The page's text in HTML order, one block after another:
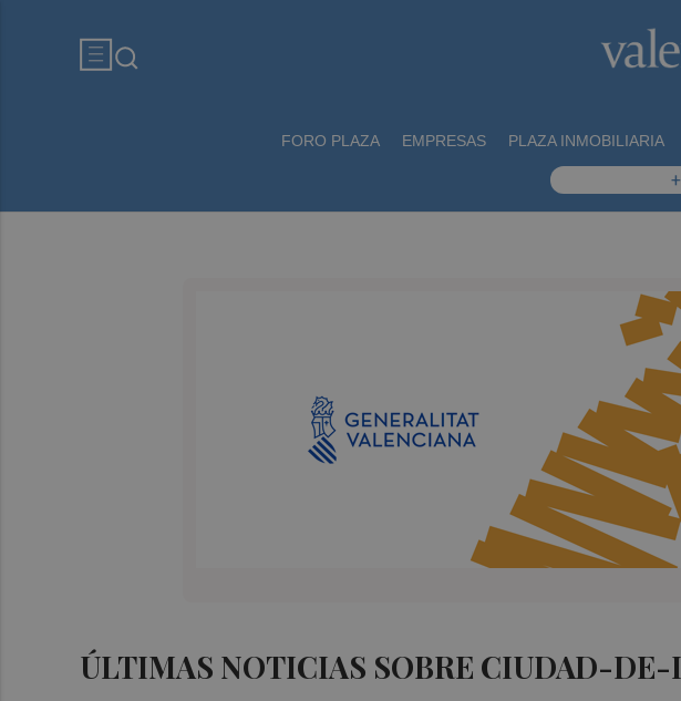
FORO PLAZA EMPRESAS PLAZA INMOBILIARIA
ÚLTIMAS NOTICIAS SOBRE CIUDAD-